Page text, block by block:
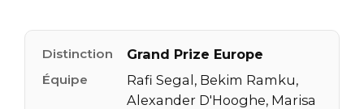
Distinction Grand Prize Europe
Équipe
Rafi Segal, Bekim Ramku,
Alexander D'Hooghe, Marisa